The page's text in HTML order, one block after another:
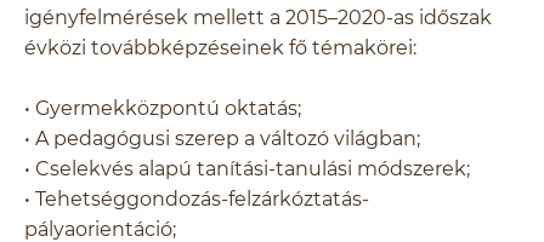
igényfelmérések mellett a 2015–2020-as időszak
évközi továbbképzéseinek fő témakörei:
• Gyermekközpontú oktatás;
• A pedagógusi szerep a változó világban;
• Cselekvés alapú tanítási-tanulási módszerek;
• Tehetséggondozás-felzárkóztatás-
pályaorientáció;